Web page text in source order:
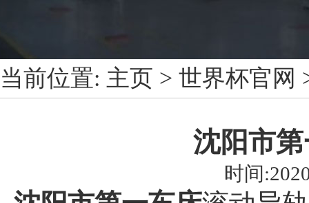
当前位置: 主页 > 世界杯官网
沈阳市
时间